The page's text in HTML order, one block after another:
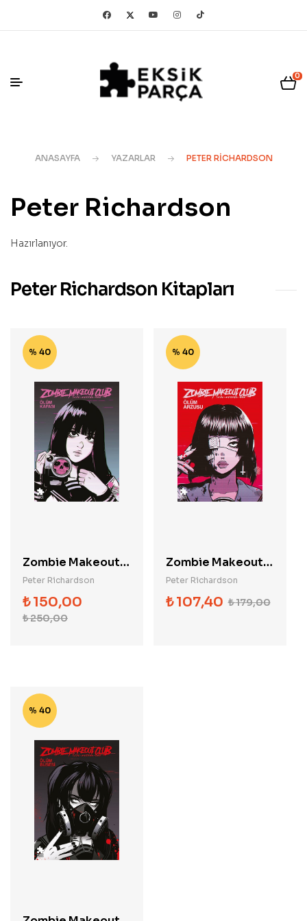
0
ANASAYFA YAZARLAR PETER RICHARDSON
Peter Richardson
Hazırlanıyor.
Peter Richardson Kitapları
% 40
Zombie Makeout
Club İkinci Kitap
Ölüm Kafası
Peter Richardson
₺250,00
₺150,00
% 40
Zombie Makeout
Club Birinci Kitap
Ölüm Arzusu
Peter Richardson
₺179,00
₺107,40
% 40